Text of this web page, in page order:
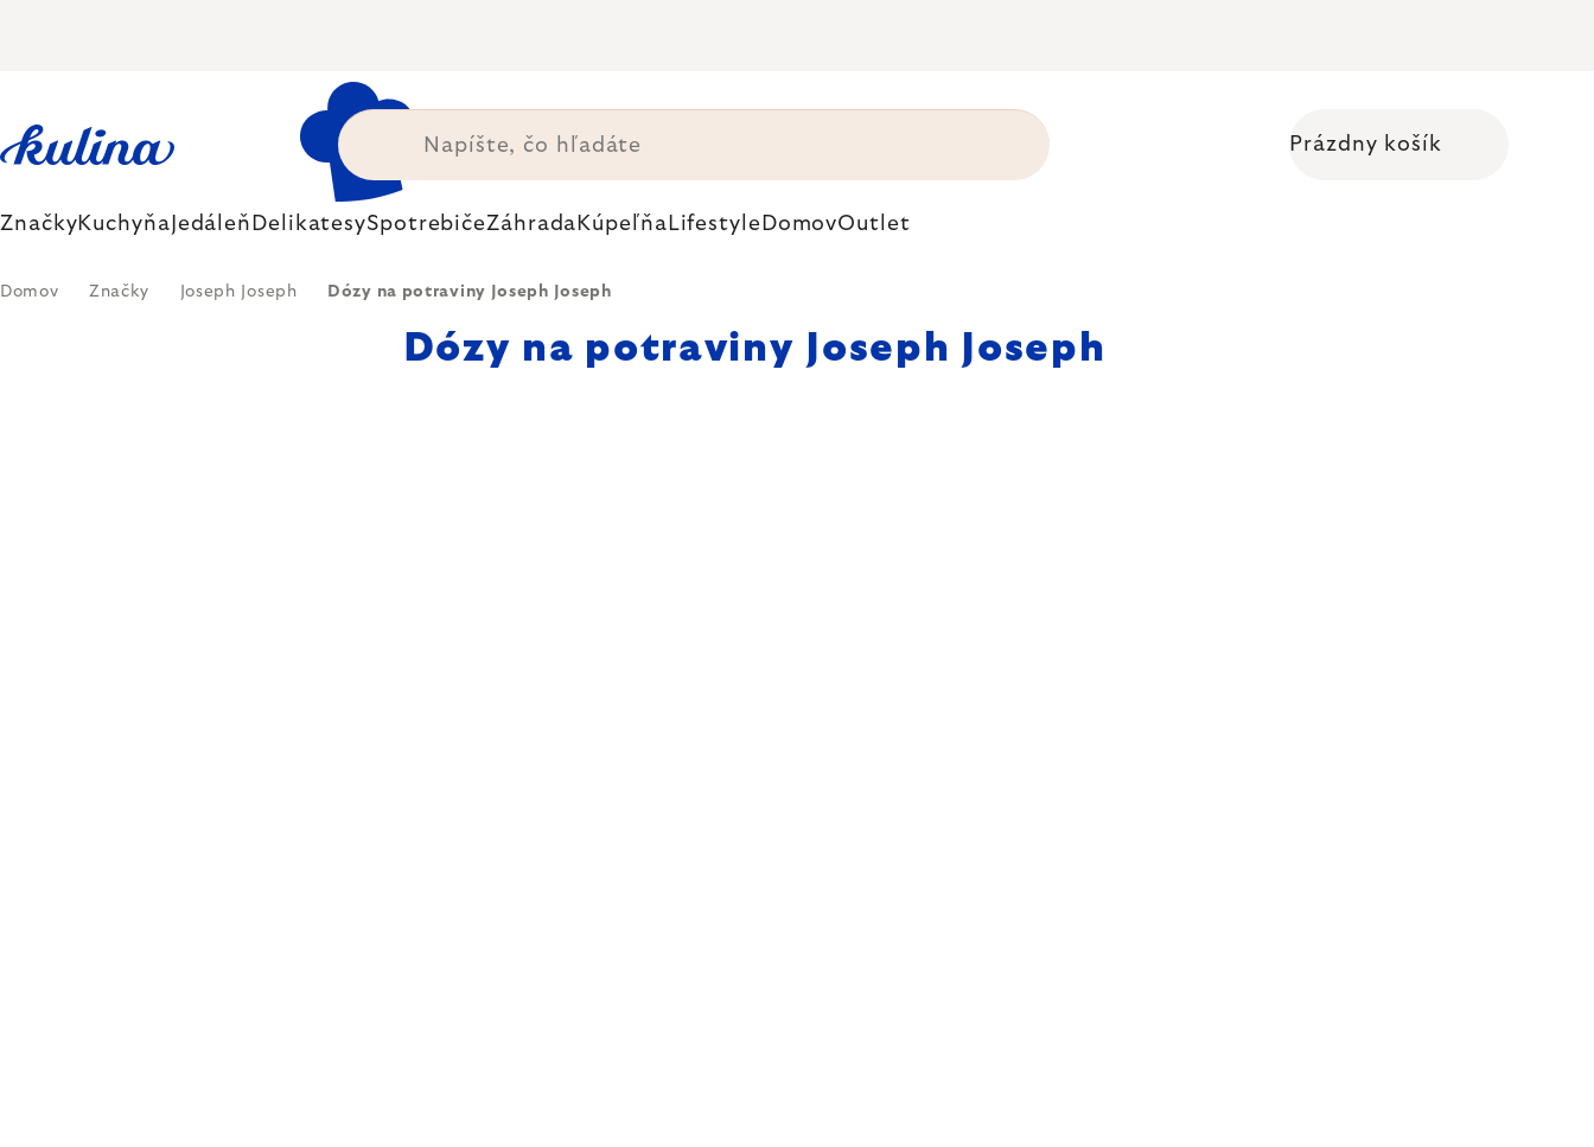
Prázdny košík
ZnačkyKuchyňa Jedáleň DelikatesySpotrebičeZáhrada Kúpeľňa Lifestyle DomovOutlet
Domov Značky Joseph Joseph Dózy na potraviny Joseph Joseph
Dózy na potraviny Joseph Joseph